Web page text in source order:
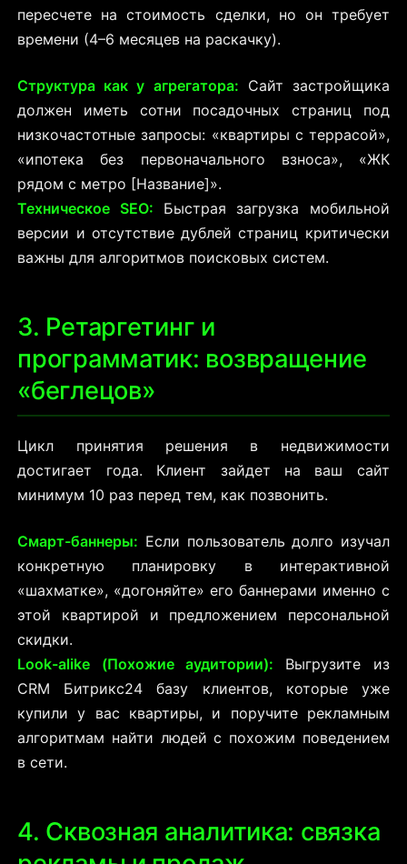
пересчете на стоимость сделки, но он требует
времени (4–6 месяцев на раскачку).
Структура как у агрегатора: Сайт застройщика
должен иметь сотни посадочных страниц под
низкочастотные запросы: «квартиры с террасой»,
«ипотека без первоначального взноса», «ЖК
рядом с метро [Название]».
Техническое SEO: Быстрая загрузка мобильной
версии и отсутствие дублей страниц критически
важны для алгоритмов поисковых систем.
3. Ретаргетинг и
программатик: возвращение
«беглецов»
Цикл принятия решения в недвижимости
достигает года. Клиент зайдет на ваш сайт
минимум 10 раз перед тем, как позвонить.
Смарт-баннеры: Если пользователь долго изучал
конкретную планировку в интерактивной
«шахматке», «догоняйте» его баннерами именно с
этой квартирой и предложением персональной
скидки.
Look-alike (Похожие аудитории): Выгрузите из
CRM Битрикс24 базу клиентов, которые уже
купили у вас квартиры, и поручите рекламным
алгоритмам найти людей с похожим поведением
в сети.
4. Сквозная аналитика: связка